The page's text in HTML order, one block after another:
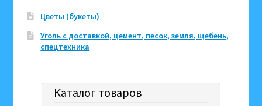
Цветы (букеты)
Уголь с доставкой, цемент, песок, земля, щебень,
спецтехника
Каталог товаров